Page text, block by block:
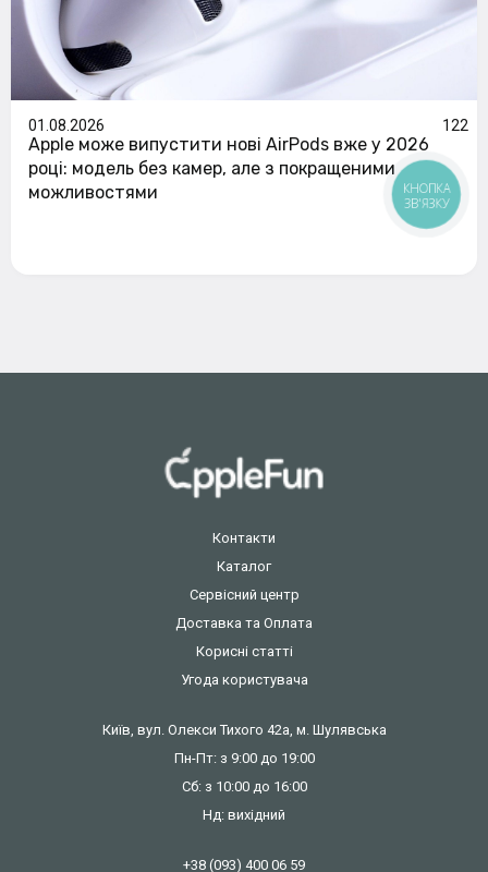
01.08.2026 122
Apple може випустити нові AirPods вже у 2026
році: модель без камер, але з покращеними
можливостями
Контакти
Каталог
Сервісний центр
Доставка та Оплата
Корисні статті
Угода користувача
Київ, вул. Олекси Тихого 42а, м. Шулявська
Пн-Пт: з 9:00 до 19:00
Сб: з 10:00 до 16:00
Нд: вихідний
+38 (093) 400 06 59
КНОПКА
ЗВ'ЯЗКУ